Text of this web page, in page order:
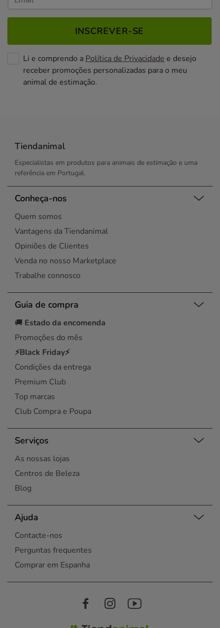
INSCREVER-SE
Li e comprendo a Política de Privacidade e desejo
receber promoções personalizadas para o meu
animal de estimação.
Tiendanimal
Especialistas em produtos para animais de estimação e uma
referência em Portugal.
Conheça-nos
Quem somos
Vantagens da Tiendanimal
Opiniões de Clientes
Venda no nosso Marketplace
Trabalhe connosco
Guia de compra
🚚 Estado da encomenda
Promoções do mês
⚡Black Friday⚡
Condições da entrega
Premium Club
Top marcas
Club Compra e Poupa
Serviços
As nossas lojas
Centros de Beleza
Blog
Ajuda
Contacte-nos
Perguntas frequentes
Comprar em Espanha